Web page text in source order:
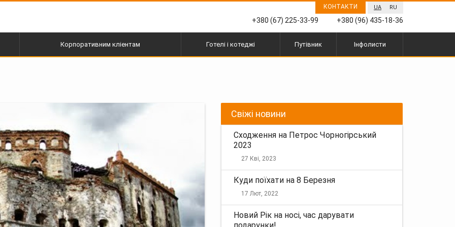
UA RU
КОНТАКТИ
+380 (67) 225-33-99 +380 (96) 435-18-36
Корпоративним кліентам Готелі і котеджі Путівник Інфолисти
Свіжі новини
Сходження на Петрос Чорногірський
2023
27 Кві, 2023
Куди поїхати на 8 Березня
17 Лют, 2022
Новий Рік на носі, час дарувати